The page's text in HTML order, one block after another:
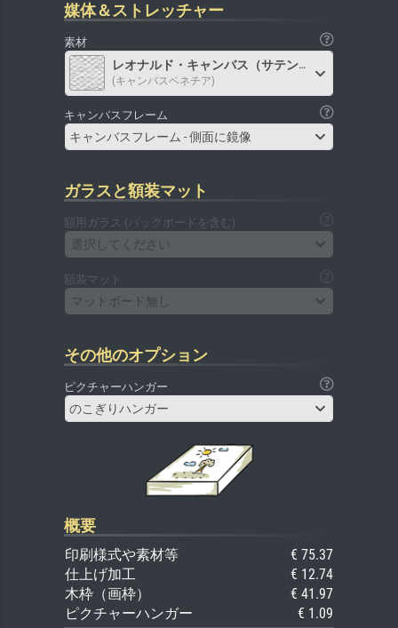
媒体＆ストレッチャー
素材
レオナルド・キャンバス（サテン）
(キャンバスベネチア)
キャンバスフレーム
キャンバスフレーム - 側面に鏡像
ガラスと額装マット
額用ガラス (バックボードを含む)
選択してください
額装マット
マットボード無し
その他のオプション
ピクチャーハンガー
のこぎりハンガー
概要
印刷様式や素材等
€ 75.37
仕上げ加工
€ 12.74
木枠（画枠）
€ 41.97
ピクチャーハンガー
€ 1.09